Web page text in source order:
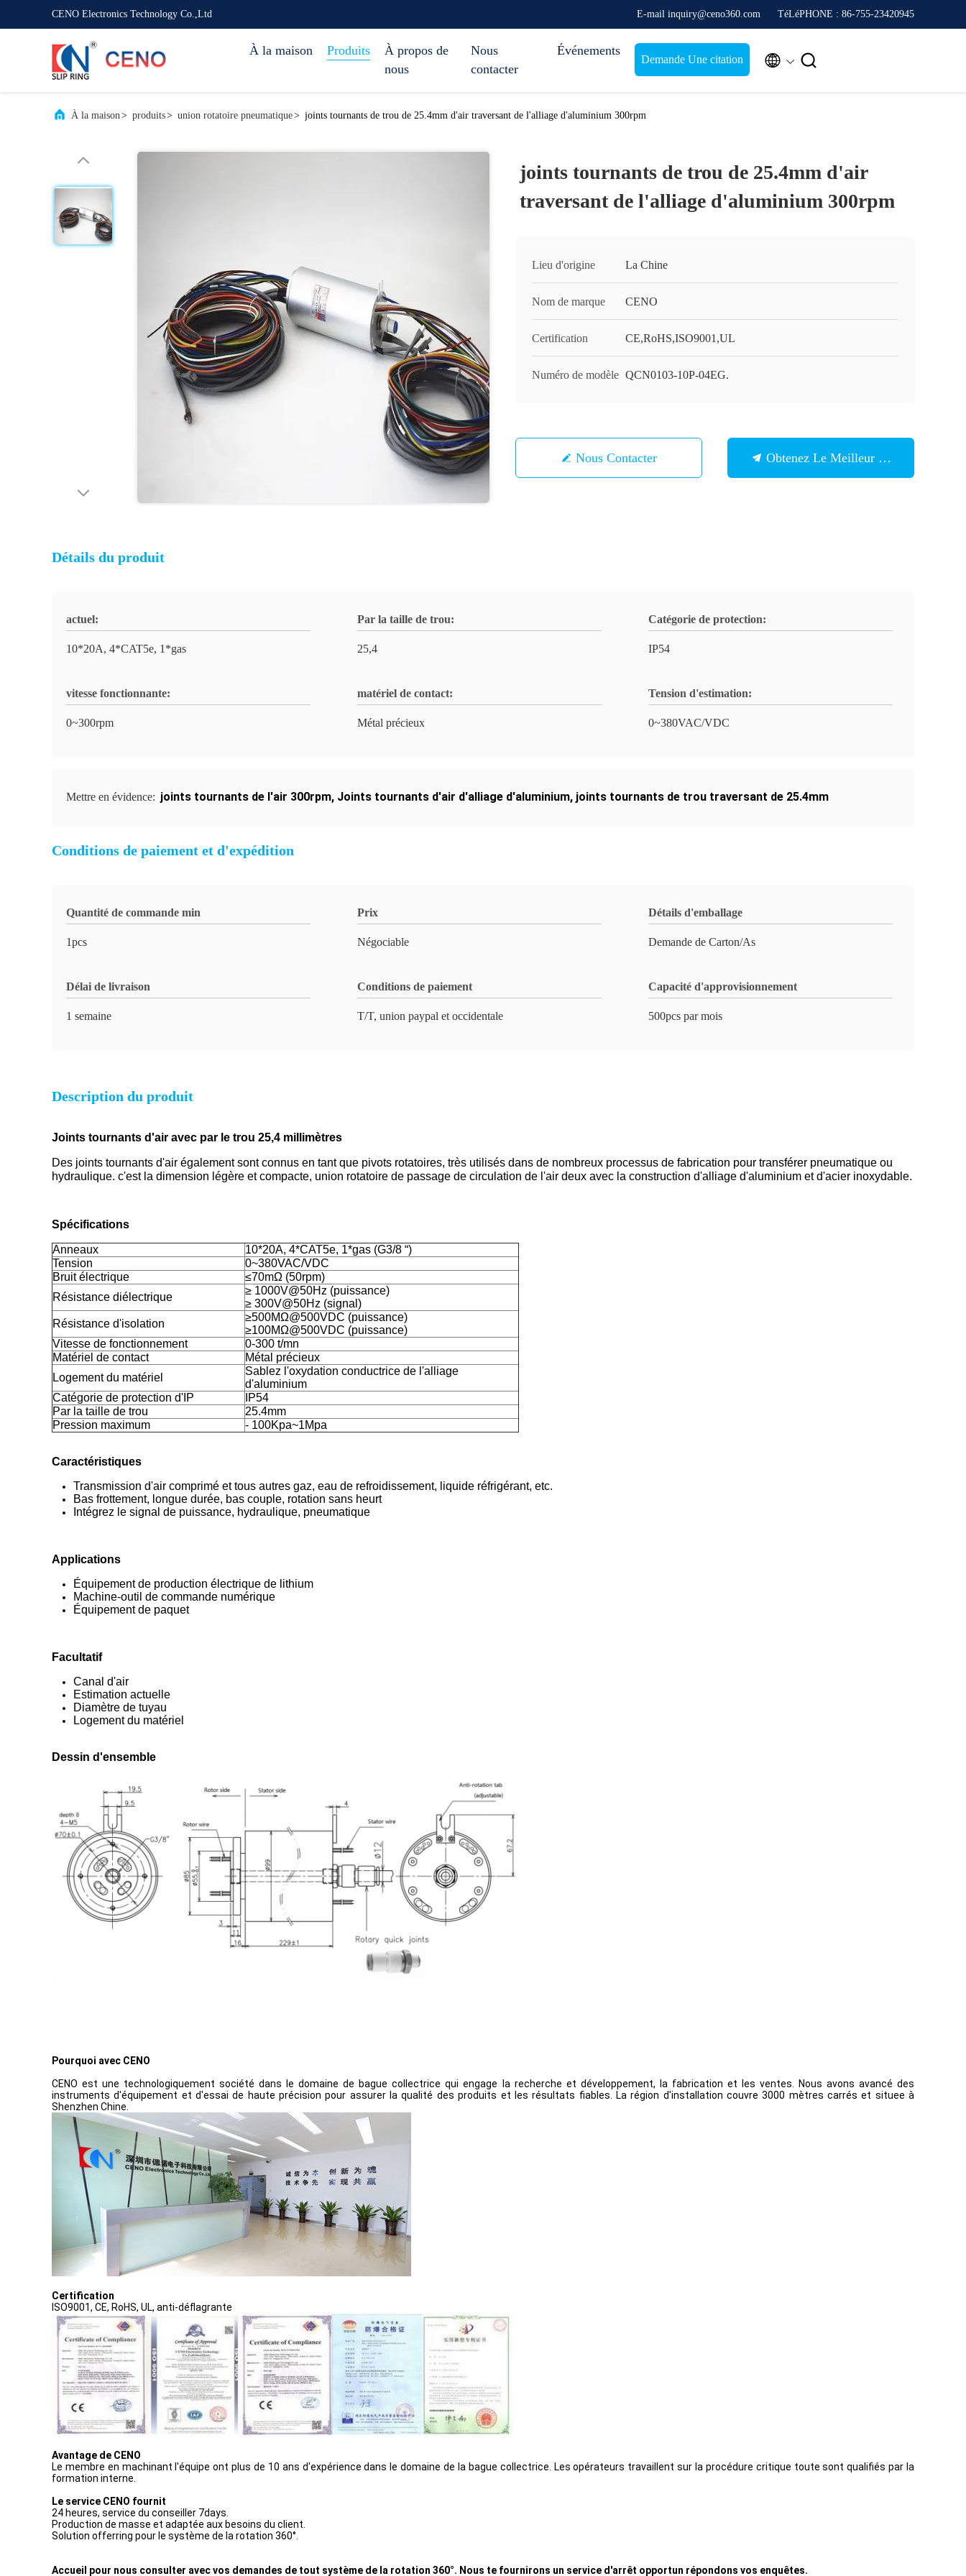
CENO Electronics Technology Co.,Ltd E-mail inquiry@ceno360.com TéLéPHONE : 86-755-23420945
À la maison Produits
À propos de
nous
Nous
contacter
Événements
Demande Une citation  
À la maison> produits> union rotatoire pneumatique> joints tournants de trou de 25.4mm d'air traversant de l'alliage d'aluminium 300rpm
joints tournants de trou de 25.4mm d'air
traversant de l'alliage d'aluminium 300rpm
Lieu d'origine La Chine
Nom de marque CENO
Certification CE,RoHS,ISO9001,UL
Numéro de modèle QCN0103-10P-04EG.
Nous Contacter Obtenez Le Meilleur Prix
Détails du produit
actuel:
10*20A, 4*CAT5e, 1*gas
Par la taille de trou:
25,4
Catégorie de protection:
IP54
vitesse fonctionnante:
0~300rpm
matériel de contact:
Métal précieux
Tension d'estimation:
0~380VAC/VDC
Mettre en évidence: joints tournants de l'air 300rpm, Joints tournants d'air d'alliage d'aluminium, joints tournants de trou traversant de 25.4mm
Conditions de paiement et d'expédition
Quantité de commande min
1pcs
Prix
Négociable
Détails d'emballage
Demande de Carton/As
Délai de livraison
1 semaine
Conditions de paiement
T/T, union paypal et occidentale
Capacité d'approvisionnement
500pcs par mois
Description du produit
Joints tournants d'air avec par le trou 25,4 millimètres
Des joints tournants d'air également sont connus en tant que pivots rotatoires, très utilisés dans de nombreux processus de fabrication pour transférer pneumatique ou
hydraulique. c'est la dimension légère et compacte, union rotatoire de passage de circulation de l'air deux avec la construction d'alliage d'aluminium et d'acier inoxydable.
Spécifications
Anneaux
10*20A, 4*CAT5e, 1*gas (G3/8 “)
Tension
0~380VAC/VDC
Bruit électrique
≤70mΩ (50rpm)
Résistance diélectrique
≥ 1000V@50Hz (puissance)
≥ 300V@50Hz (signal)
Résistance d'isolation
≥500MΩ@500VDC (puissance)
≥100MΩ@500VDC (puissance)
Vitesse de fonctionnement
0-300 t/mn
Matériel de contact
Métal précieux
Logement du matériel
Sablez l'oxydation conductrice de l'alliage
d'aluminium
Catégorie de protection d'IP
IP54
Par la taille de trou
25.4mm
Pression maximum
- 100Kpa~1Mpa
Caractéristiques
Transmission d'air comprimé et tous autres gaz, eau de refroidissement, liquide réfrigérant, etc.
Bas frottement, longue durée, bas couple, rotation sans heurt
Intégrez le signal de puissance, hydraulique, pneumatique
Applications
Équipement de production électrique de lithium
Machine-outil de commande numérique
Équipement de paquet
Facultatif
Canal d'air
Estimation actuelle
Diamètre de tuyau
Logement du matériel
Dessin d'ensemble
Pourquoi avec CENO
CENO est une technologiquement société dans le domaine de bague collectrice qui engage la recherche et développement, la fabrication et les ventes. Nous avons avancé des
instruments d'équipement et d'essai de haute précision pour assurer la qualité des produits et les résultats fiables. La région d'installation couvre 3000 mètres carrés et situee à
Shenzhen Chine.
Certification
ISO9001, CE, RoHS, UL, anti-déflagrante
Avantage de CENO
Le membre en machinant l'équipe ont plus de 10 ans d'expérience dans le domaine de la bague collectrice. Les opérateurs travaillent sur la procédure critique toute sont qualifiés par la
formation interne.
Le service CENO fournit
24 heures, service du conseiller 7days.
Production de masse et adaptée aux besoins du client.
Solution offerring pour le système de la rotation 360°.
Accueil pour nous consulter avec vos demandes de tout système de la rotation 360°. Nous te fournirons un service d'arrêt opportun répondons vos enquêtes.